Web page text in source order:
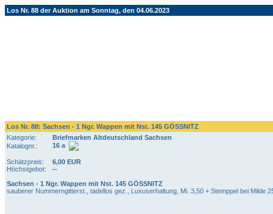
Los Nr. 88 der Auktion am Sonntag, den 04.06.2023
Los Nr. 88: Sachsen - 1 Ngr. Wappen mit Nst. 145 GÖSSNITZ
Kategorie:
Briefmarken Altdeutschland Sachsen
Katalognr.:
16 a
Schätzpreis:
6,00 EUR
Höchstgebot:
--
Sachsen - 1 Ngr. Wappen mit Nst. 145 GÖSSNITZ
sauberer Nummerngitterst., tadellos gez., Luxuserhaltung, Mi. 3,50 + Stemppel bei Milde